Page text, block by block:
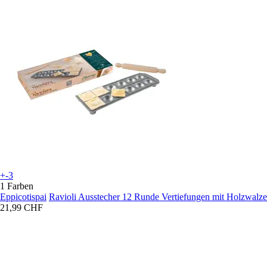
+-3
1 Farben
Eppicotispai Ravioli Ausstecher 12 Runde Vertiefungen mit Holzwalze
21,99 CHF